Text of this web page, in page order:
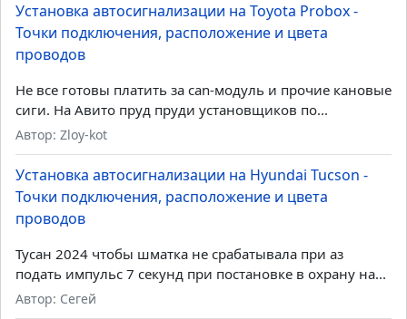
Установка автосигнализации на Toyota Probox -
Точки подключения, расположение и цвета
проводов
Не все готовы платить за can-модуль и прочие кановые
сиги. На Авито пруд пруди установщиков по...
Автор: Zloy-kot
Установка автосигнализации на Hyundai Tucson -
Точки подключения, расположение и цвета
проводов
Тусан 2024 чтобы шматка не срабатывала при аз
подать импульс 7 секунд при постановке в охрану на...
Автор: Сегей